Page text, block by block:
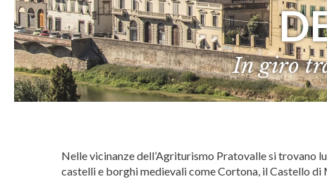
In giro
Nelle vicinanze dell’Agriturismo Pratovalle si trovano
castelli e borghi medievali come Cortona, il Castello di